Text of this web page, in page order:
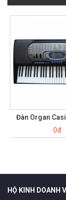
Đàn Organ
0đ
HỘ KINH DOANH